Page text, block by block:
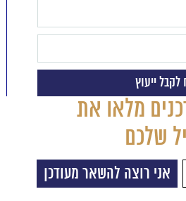
מלאו את
שלכם